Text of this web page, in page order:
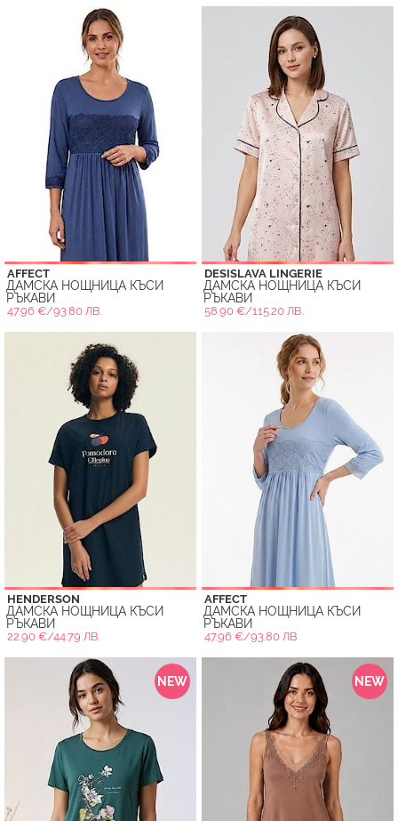
AFFECT
ДАМСКА НОЩНИЦА КЪСИ
РЪКАВИ
47.96 €/93.80 ЛВ.
DESISLAVA LINGERIE
ДАМСКА НОЩНИЦА КЪСИ
РЪКАВИ
58.90 €/115.20 ЛВ.
HENDERSON
ДАМСКА НОЩНИЦА КЪСИ
РЪКАВИ
22.90 €/44.79 ЛВ.
AFFECT
ДАМСКА НОЩНИЦА КЪСИ
РЪКАВИ
47.96 €/93.80 ЛВ.
NEW NEW